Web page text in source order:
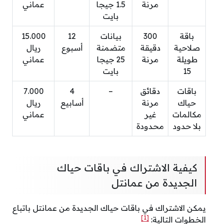
مرنة
1.5 جيجا
بايت
عماني
باقة
صلاحية
طويلة
15
300
دقيقة
مرنة
بيانات
متضمنة
25 جيجا
بايت
12
أسبوع
15.000
ريال
عماني
باقات
حياك
مكالمات
بلا حدود
دقائق
مرنة
غير
محدودة
–
4
أسابيع
7.000
ريال
عماني
كيفية الاشتراك في باقات حياك
الجديدة من عمانتل
يمكن الاشتراك في باقات حياك الجديدة من عمانتل باتباع
الخطوات التالية: [1]